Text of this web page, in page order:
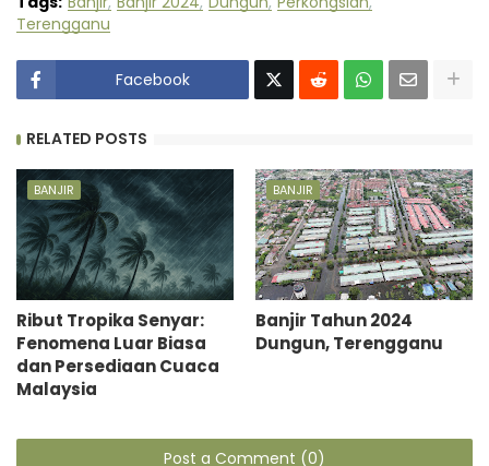
Terengganu
Facebook
RELATED POSTS
BANJIR
Ribut Tropika Senyar:
Fenomena Luar Biasa
dan Persediaan Cuaca
Malaysia
BANJIR
Banjir Tahun 2024
Dungun, Terengganu
Post a Comment (0)